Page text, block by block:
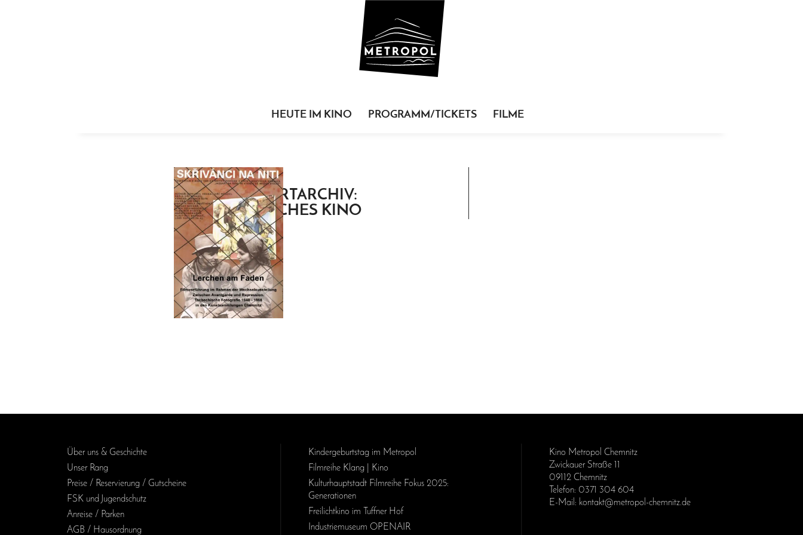
HEUTE IM KINO PROGRAMM/TICKETS FILME
SCHLAGWORTARCHIV:
TSCHECHISCHES KINO
Über uns & Geschichte
Unser Rang
Preise / Reservierung / Gutscheine
FSK und Jugendschutz
Anreise / Parken
AGB / Haus­ordnung
Kinder­geburts­tag im Metropol
Filmreihe Klang | Kino
Kulturhauptstadt Filmreihe Fokus 2025:
Generationen
Freilichtkino im Tuffner Hof
Industriemuseum OPENAIR
Kino Metropol Chemnitz
Zwickauer Straße 11
09112 Chemnitz
Telefon: 0371 304 604
E-Mail: kontakt@metropol-chemnitz.de